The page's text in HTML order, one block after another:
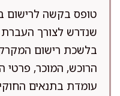
טופס בקשה לרישום
שנדרש לצורך העברת
בלשכת רישום
הרוכש, המוכר, פרטי
עומדת בתנאים